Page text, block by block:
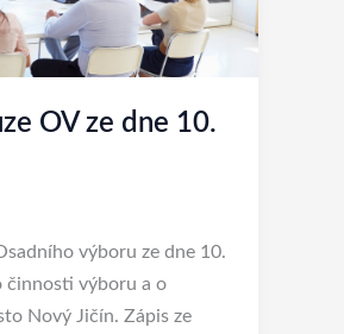
OV ze dne 10.
výboru ze dne 10.
činnosti výboru a o
Nový Jičín. Zápis ze